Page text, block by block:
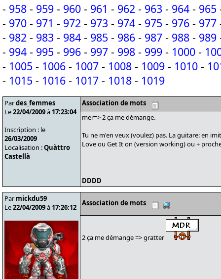
- 958 - 959 - 960 - 961 - 962 - 963 - 964 - 965
- 970 - 971 - 972 - 973 - 974 - 975 - 976 - 977
- 982 - 983 - 984 - 985 - 986 - 987 - 988 - 989
- 994 - 995 - 996 - 997 - 998 - 999 - 1000 -
- 1005 - 1006 - 1007 - 1008 - 1009 - 1010 -
- 1015 - 1016 - 1017 - 1018 - 1019
Pardes_femmes
Le22/04/2009à 17:23:04
Inscription : le
26/03/2009
Localisation :Quàttro
Castellà
Association de mots
mer=> 2 ça me démange.
Tu ne m'en veux (voulez) pas. La guitare: en
Love ou Get It on (version working) ou +
DDDD
Par mickdu59
Le22/04/2009à 17:26:12 Association de mots
2 ça me démange => gratter